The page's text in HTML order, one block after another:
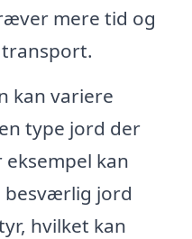
mere tid og
kan variere
type jord der
kan
besværlig jord
hvilket kan